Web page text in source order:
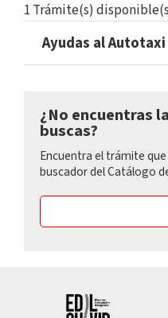
1 Trámite(s)
Ayudas al Autotaxi
¿No encuentras
buscas?
Encuentra el trámite
buscador del Catálogo